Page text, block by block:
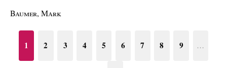
Baumer, Mark
1 2 3 4 5 6 7 8 9 …